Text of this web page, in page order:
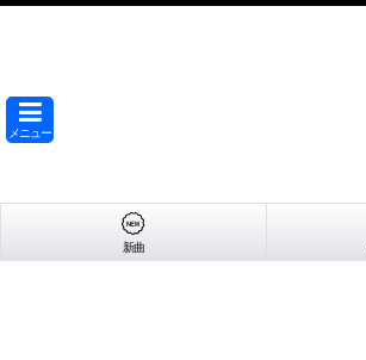
メニュー
新曲